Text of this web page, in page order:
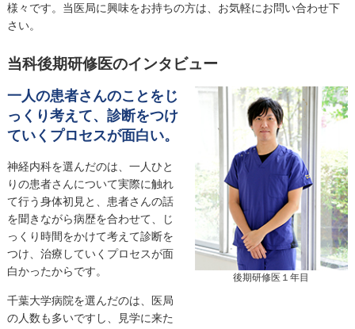
様々です。当医局に興味をお持ちの方は、お気軽にお問い合わせ下
さい。
当科後期研修医のインタビュー
後期研修医１年目
一人の患者さんのことをじ
っくり考えて、診断をつけ
ていくプロセスが面白い。
神経内科を選んだのは、一人ひと
りの患者さんについて実際に触れ
て行う身体初見と、患者さんの話
を聞きながら病歴を合わせて、じ
っくり時間をかけて考えて診断を
つけ、治療していくプロセスが面
白かったからです。
千葉大学病院を選んだのは、医局
の人数も多いですし、見学に来た